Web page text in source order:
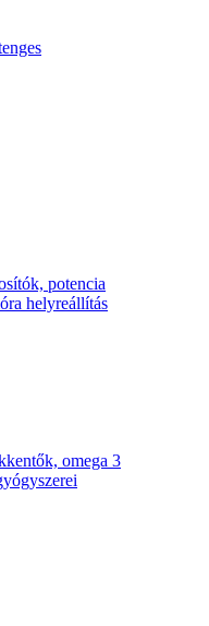
potencia
helyreállítás
omega 3